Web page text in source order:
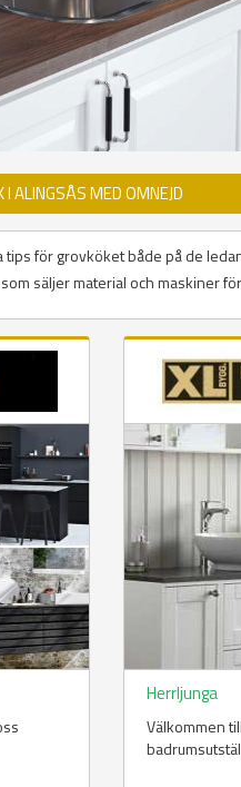
ALINGSÅS MED OMNEJD
för grovköket både på de
säljer material och maskiner
Herrljunga
Välkommen